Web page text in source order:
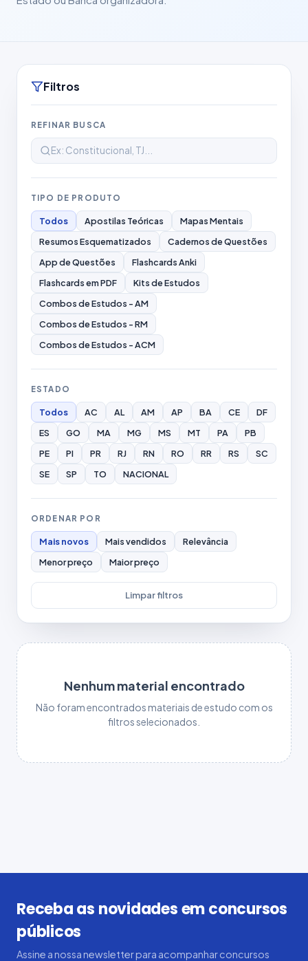
Filtros
REFINAR BUSCA
TIPO DE PRODUTO
Todos Apostilas Teóricas
Mapas Mentais
Resumos Esquematizados
Cadernos de Questões
App de Questões
Flashcards Anki
Flashcards em PDF
Kits de Estudos
Combos de Estudos - AM
Combos de Estudos - RM
Combos de Estudos - ACM
ESTADO
Todos AC AL AM AP BA CE
DF
ES
GO MA MG MS MT PA
PB
PE
PI PR RJ RN RO RR RS
SC
SE
SP TO NACIONAL
ORDENAR POR
Mais novos Mais vendidos
Relevância
Menor preço
Maior preço
Limpar filtros
Nenhum material encontrado
Não foram encontrados materiais de estudo com os
filtros selecionados.
Receba as novidades em concursos
públicos
Assine a nossa newsletter para acompanhar concursos